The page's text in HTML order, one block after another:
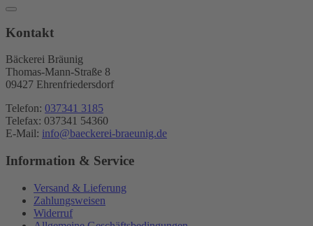
Kontakt
Bäckerei Bräunig
Thomas-Mann-Straße 8
09427 Ehrenfriedersdorf
Telefon: 037341 3185
Telefax: 037341 54360
E-Mail: info@baeckerei-braeunig.de
Information & Service
Versand & Lieferung
Zahlungsweisen
Widerruf